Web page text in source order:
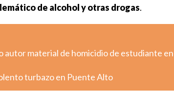
de alcohol y otras drogas.
material de homicidio de estudiante en
turbazo en Puente Alto